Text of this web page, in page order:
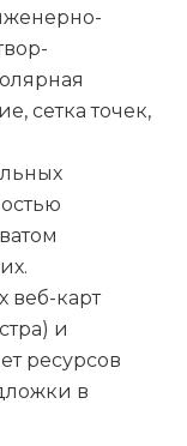
сетка точек,
веб-карт
и
ресурсов
в